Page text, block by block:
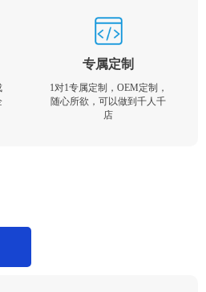
专属定制
1对1专属定制，OEM定制，
随心所欲，可以做到千人千
店